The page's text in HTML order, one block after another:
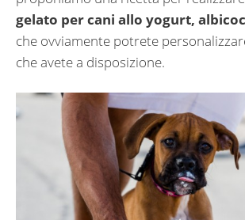
gelato per cani allo yogurt,
che ovviamente potrete
che avete a disposizione.